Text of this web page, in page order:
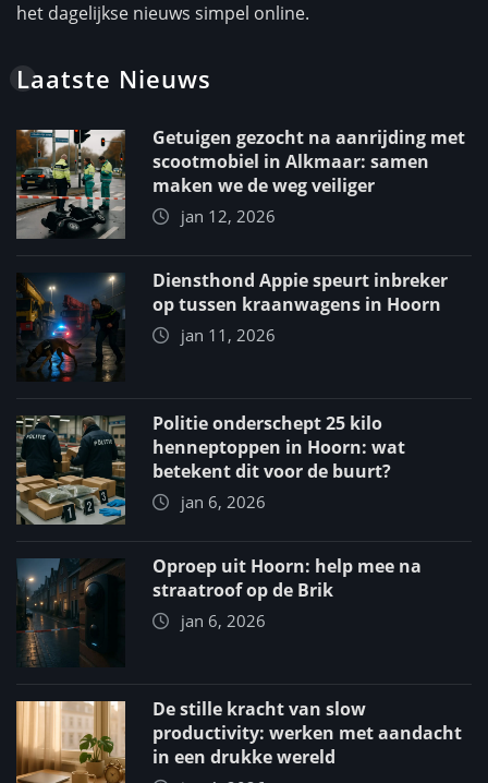
het dagelijkse nieuws simpel online.
Laatste Nieuws
Getuigen gezocht na aanrijding met
scootmobiel in Alkmaar: samen
maken we de weg veiliger
jan 12, 2026
Diensthond Appie speurt inbreker
op tussen kraanwagens in Hoorn
jan 11, 2026
Politie onderschept 25 kilo
henneptoppen in Hoorn: wat
betekent dit voor de buurt?
jan 6, 2026
Oproep uit Hoorn: help mee na
straatroof op de Brik
jan 6, 2026
De stille kracht van slow
productivity: werken met aandacht
in een drukke wereld